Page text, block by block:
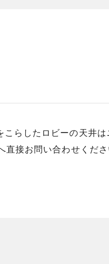
らしたロビーの天井
接お問い合わせくださ